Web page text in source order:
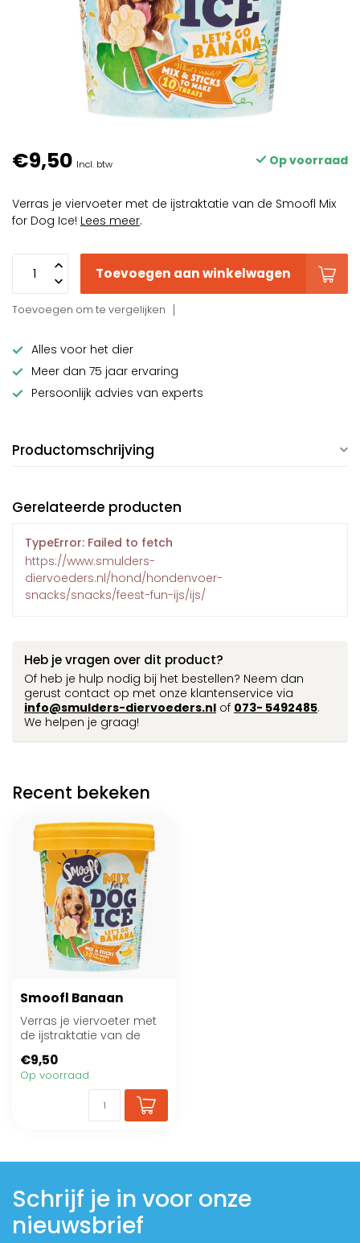
€9,50 Incl. btw Op voorraad
Verras je viervoeter met de ijstraktatie van de Smoofl Mix
for Dog Ice! Lees meer.
Toevoegen aan winkelwagen
Toevoegen om te vergelijken
Alles voor het dier
Meer dan 75 jaar ervaring
Persoonlijk advies van experts
Productomschrijving
Gerelateerde producten
TypeError: Failed to fetch
https://www.smulders-
diervoeders.nl/hond/hondenvoer-
snacks/snacks/feest-fun-ijs/ijs/
Heb je vragen over dit product?
Of heb je hulp nodig bij het bestellen? Neem dan
gerust contact op met onze klantenservice via
info@smulders-diervoeders.nl of 073- 5492485.
We helpen je graag!
Recent bekeken
Smoofl Banaan
Verras je viervoeter met
de ijstraktatie van de
€9,50
Op voorraad
Schrijf je in voor onze
nieuwsbrief